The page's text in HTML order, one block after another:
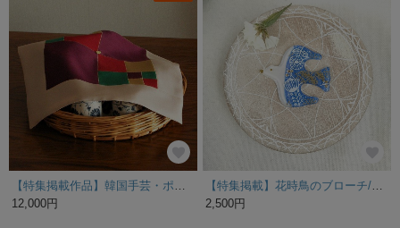
12,000円
2,500円